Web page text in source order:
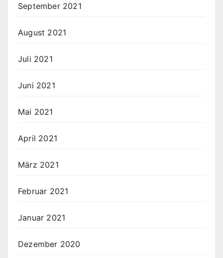
September 2021
August 2021
Juli 2021
Juni 2021
Mai 2021
April 2021
März 2021
Februar 2021
Januar 2021
Dezember 2020